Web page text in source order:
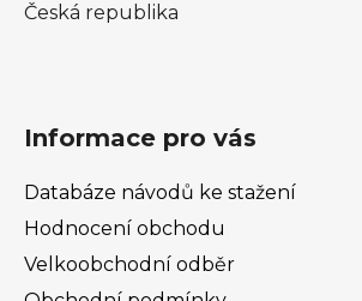
Česká republika
Informace pro vás
Databáze návodů ke stažení
Hodnocení obchodu
Velkoobchodní odběr